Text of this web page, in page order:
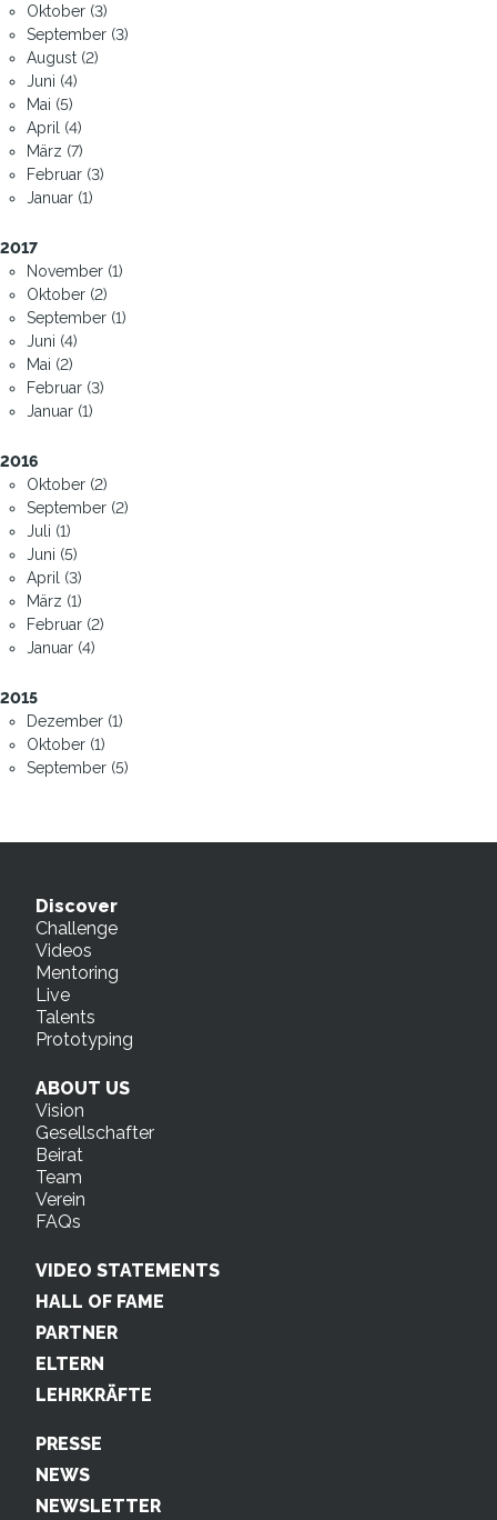
Oktober (3)
September (3)
August (2)
Juni (4)
Mai (5)
April (4)
März (7)
Februar (3)
Januar (1)
2017
November (1)
Oktober (2)
September (1)
Juni (4)
Mai (2)
Februar (3)
Januar (1)
2016
Oktober (2)
September (2)
Juli (1)
Juni (5)
April (3)
März (1)
Februar (2)
Januar (4)
2015
Dezember (1)
Oktober (1)
September (5)
Discover
Challenge
Videos
Mentoring
Live
Talents
Prototyping
ABOUT US
Vision
Gesellschafter
Beirat
Team
Verein
FAQs
VIDEO STATEMENTS
HALL OF FAME
PARTNER
ELTERN
LEHRKRÄFTE
PRESSE
NEWS
NEWSLETTER